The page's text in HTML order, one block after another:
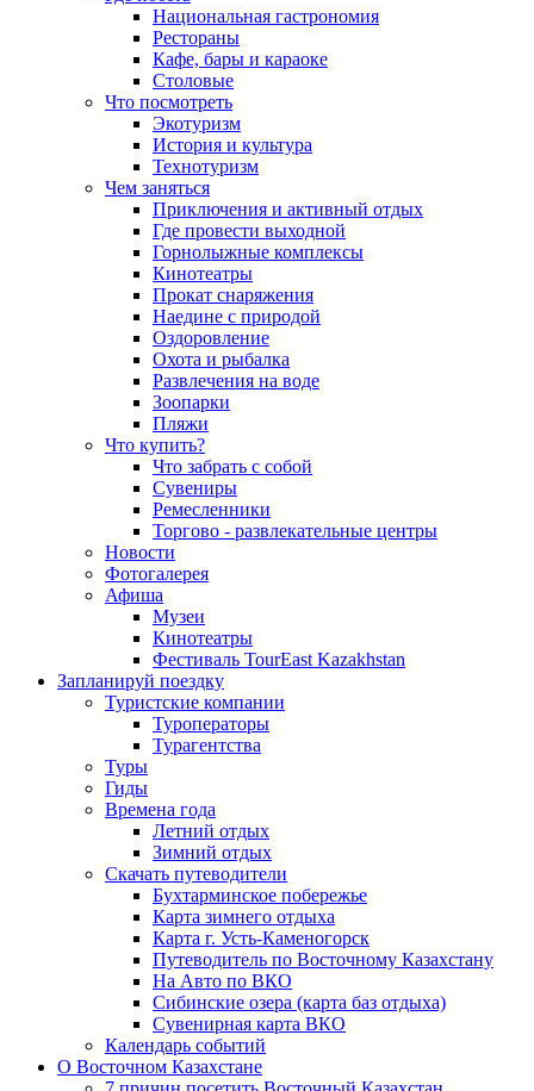
Национальная гастрономия
Рестораны
Кафе, бары и караоке
Столовые
Что посмотреть
Экотуризм
История и культура
Технотуризм
Чем заняться
Приключения и активный отдых
Где провести выходной
Горнолыжные комплексы
Кинотеатры
Прокат снаряжения
Наедине с природой
Оздоровление
Охота и рыбалка
Развлечения на воде
Зоопарки
Пляжи
Что купить?
Что забрать с собой
Сувениры
Ремесленники
Торгово - развлекательные центры
Новости
Фотогалерея
Афиша
Музеи
Кинотеатры
Фестиваль TourEast Kazakhstan
Запланируй поездку
Туристские компании
Туроператоры
Турагентства
Туры
Гиды
Времена года
Летний отдых
Зимний отдых
Скачать путеводители
Бухтарминское побережье
Карта зимнего отдыха
Карта г. Усть-Каменогорск
Путеводитель по Восточному Казахстану
На Авто по ВКО
Сибинские озера (карта баз отдыха)
Сувенирная карта ВКО
Календарь событий
О Восточном Казахстане